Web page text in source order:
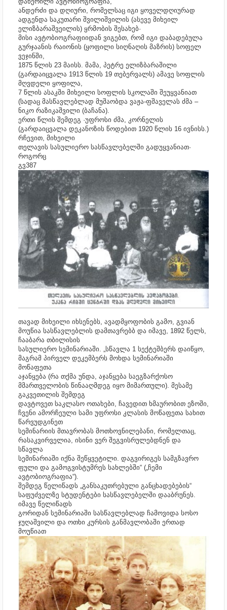
ანდერძი და დღიური, რომელსაც იგი ყოველდღიურად
ადგენდა საკუთარი შვილიშვილის (ასევე მიხეილ
ელიზბარაშვეილის) ყრმობის შესახებ·
მისი ავტობიოგრაფიიდან ვიგებთ, რომ იგი დაბადებულა
გურჯაანის რაიონის (ყოფილი სიღნაღის მაზრის) სოფელ
ვეჯინში,
1875 წლის 23 მაისს. მამა, პეტრე ელიზბარაშილი
(გარდაიცვალა 1913 წლის 19 თებერვალს) ამავე სოფლის
მღვდელი ყოფილა,
7 წლის ასაკში მიხეილი სოფლის სკოლაში შეუყვანიათ
(სადაც მასწავლებლად მუშაობდა ვაჟა-ფშაველას ძმა –
ნიკო რაზიკაშვილი (ბაჩანა).
ერთი წლის შემდეგ ·უფროსი ძმა, კორნელის
(გარდაიცვალა დეკანოზის წოდებით 1920 წლის 16 ივნისს.)
რჩევით, მიხეილი
თელავის სასულიერო სასწავლებელში გადუყვანიათ·
როგორც
გვ387
თავად მიხეილი იხსენებს, ავადმყოფობის გამო, გვიან
მოუწია სასწავლებლის დამთავრებბ და იმავე, 1892 წელს,
ჩააბარა თბილისის
სასულიერო სემინარიაში. „სწავლა 1 სექტეშბერს დაიწყო,
მაგრამ პირველ დეკემბერს მოხდა სემინარიაში
მოწაფეთა
აჯანყება (რა თქმა უნდა, აჯანყება საეგზარქოსო
მმართველობის წინააღმდეგ იყო მიმართული). მესამე
გაკვეთილის შემდეგ
დავტოვეთ საკლასო ოთახები, ჩავედით ხმაურობით ეზოში,
ჩვენი ამორჩეული სამი უფროსი კლასის მოწაფეთა სახით
წარვუდგინეთ
სემინარიის მთავრობას მოთხოვნილებანი, რომელთაც,
რასაკვირველია, ისინი ვერ შეგვისრულებდნენ და
სწავლა
სემინარიაში იქნა შეწყვეტილი. დაგვირიგეს სამგზავრო
ფული და გამოგვისტუმრეს სახლებში“ („ჩემი
ავტობიოგრაფია“).
შემდეგ წელიწადს „განსაკუთრებული განცხადებების“
საფუძველზე სტუდენტები სასწავლებელში დააბრუნეს.
იმავე წელიწადს
გორიდან სემინარიაში სასწავლებლად ჩამოვიდა სოსო
ჯუღაშვილი და ოთხი კურსის განმავლობაში ერთად
მოუწიათ